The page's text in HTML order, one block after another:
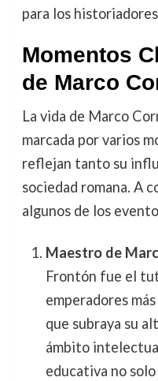
para los
Momentos
de Marco
La vida de Marco
marcada por varios
reflejan tanto su
sociedad romana. A
algunos de los
Maestro de
Frontón fue el
emperadores
que subraya su
ámbito
educativa no